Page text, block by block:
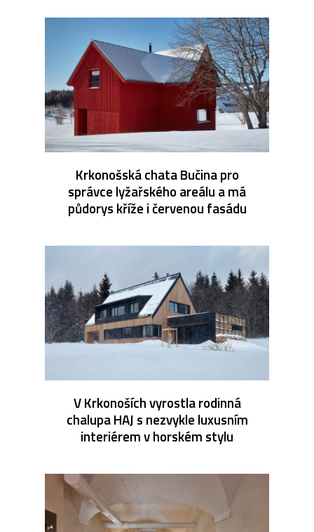
Krkonošská chata Bučina pro
správce lyžařského areálu a má
půdorys kříže i červenou fasádu
V Krkonoších vyrostla rodinná
chalupa HAJ s nezvykle luxusním
interiérem v horském stylu